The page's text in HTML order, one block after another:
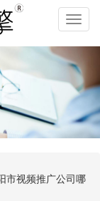
市视频推广公司哪